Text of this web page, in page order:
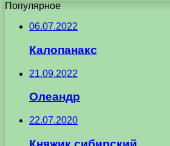
Популярное
06.07.2022
Калопанакс
21.09.2022
Олеандр
22.07.2020